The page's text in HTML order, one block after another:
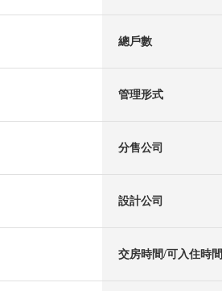
總戶數
管理形式
分售公司
設計公司
交房時間/可入住時間